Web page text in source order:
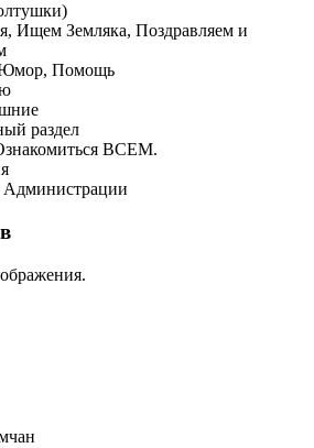
Ищем Земляка, Поздравляем и
Помощь
раздел
ВСЕМ.